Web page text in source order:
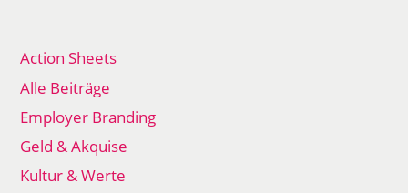
Action Sheets
Alle Beiträge
Employer Branding
Geld & Akquise
Kultur & Werte